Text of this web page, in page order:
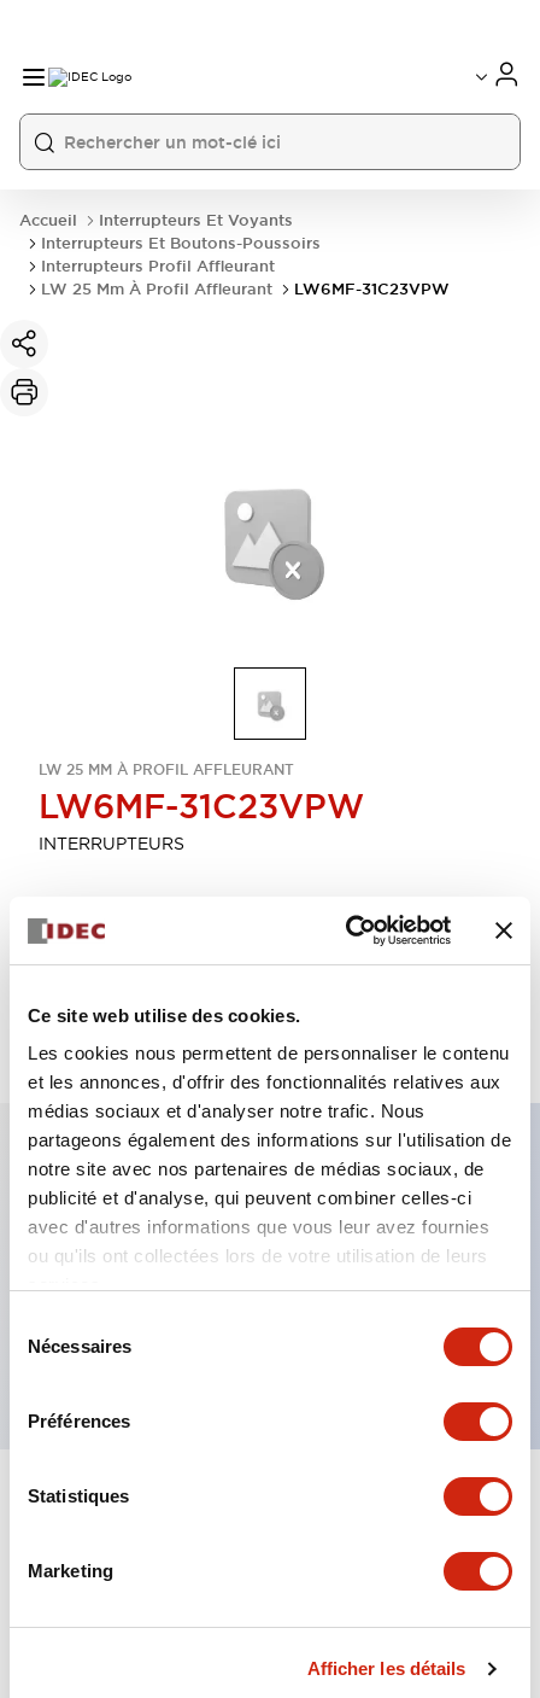
Ce site web utilise des cookies.
Les cookies nous permettent de personnaliser le contenu
et les annonces, d'offrir des fonctionnalités relatives aux
médias sociaux et d'analyser notre trafic. Nous
partageons également des informations sur l'utilisation de
notre site avec nos partenaires de médias sociaux, de
publicité et d'analyse, qui peuvent combiner celles-ci
avec d'autres informations que vous leur avez fournies
ou qu'ils ont collectées lors de votre utilisation de leurs
Nécessaires
Préférences
Statistiques
Marketing
Afficher les détails
Accueil
Interrupteurs Et Voyants
Interrupteurs Et Boutons-Poussoirs
Interrupteurs Profil Affleurant
LW 25 Mm À Profil Affleurant
LW6MF-31C23VPW
LW 25 MM À PROFIL AFFLEURANT
LW6MF-31C23VPW
INTERRUPTEURS
Sélectionner la quantité
Caractéristiques clés
Fixation par regroupement possible
Le commutateur sélecteur avec clé adopte une
structure à goupille à cylindre haute sécurité
La structure de protection est IP65 (IEC60529)